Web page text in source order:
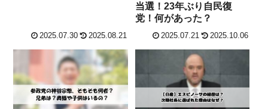
2025.07.30 2025.08.21
当選！23年ぶり自民復
党！何があった？
2025.07.21 2025.10.06